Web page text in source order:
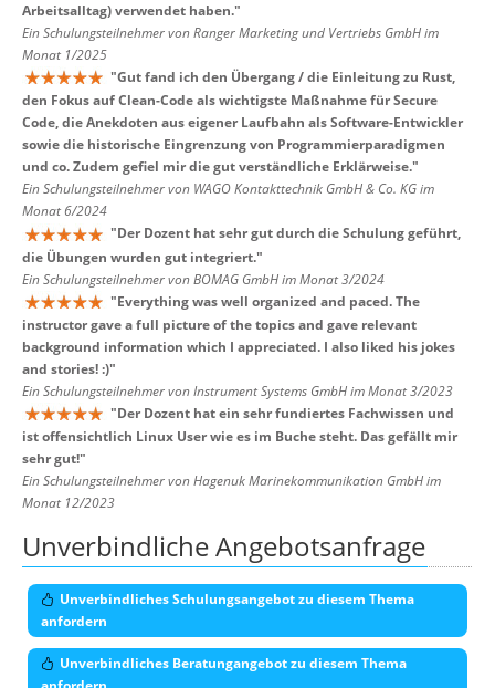
Arbeitsalltag) verwendet haben."
Ein Schulungsteilnehmer von Ranger Marketing und Vertriebs GmbH im
Monat 1/2025
"Gut fand ich den Übergang / die Einleitung zu Rust,
den Fokus auf Clean-Code als wichtigste Maßnahme für Secure
Code, die Anekdoten aus eigener Laufbahn als Software-Entwickler
sowie die historische Eingrenzung von Programmierparadigmen
und co. Zudem gefiel mir die gut verständliche Erklärweise."
Ein Schulungsteilnehmer von WAGO Kontakttechnik GmbH & Co. KG im
Monat 6/2024
"Der Dozent hat sehr gut durch die Schulung geführt,
die Übungen wurden gut integriert."
Ein Schulungsteilnehmer von BOMAG GmbH im Monat 3/2024
"Everything was well organized and paced. The
instructor gave a full picture of the topics and gave relevant
background information which I appreciated. I also liked his jokes
and stories! :)"
Ein Schulungsteilnehmer von Instrument Systems GmbH im Monat 3/2023
"Der Dozent hat ein sehr fundiertes Fachwissen und
ist offensichtlich Linux User wie es im Buche steht. Das gefällt mir
sehr gut!"
Ein Schulungsteilnehmer von Hagenuk Marinekommunikation GmbH im
Monat 12/2023
Unverbindliche Angebotsanfrage
Unverbindliches Schulungsangebot zu diesem Thema
anfordern
Unverbindliches Beratungangebot zu diesem Thema